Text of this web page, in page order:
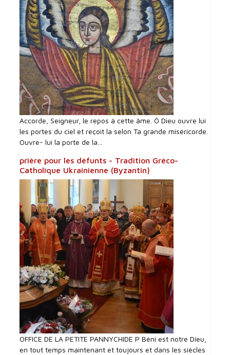
Accorde, Seigneur, le repos à cette âme. Ô Dieu ouvre lui
les portes du ciel et reçoit la selon Ta grande miséricorde.
Ouvre- lui la porte de la...
prière pour les défunts - Tradition Gréco-
Catholique Ukrainienne (Byzantin)
OFFICE DE LA PETITE PANNYCHIDE P Béni est notre Dieu,
en tout temps maintenant et toujours et dans les siècles